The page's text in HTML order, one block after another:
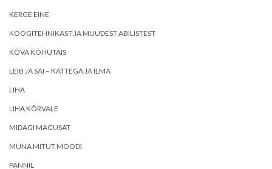
KERGE EINE
KÖÖGITEHNIKAST JA MUUDEST ABILISTEST
KÕVA KÕHUTÄIS
LEIB JA SAI – KATTEGA JA ILMA
LIHA
LIHA KÕRVALE
MIDAGI MAGUSAT
MUNA MITUT MOODI
PANNIL